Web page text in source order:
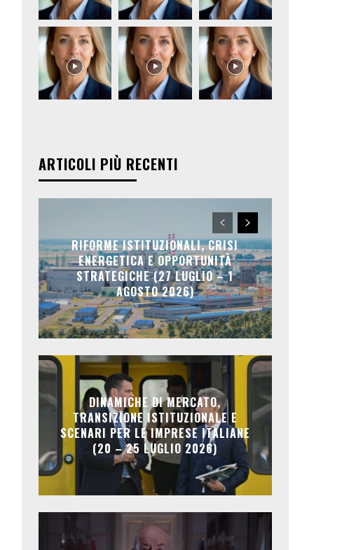
ARTICOLI PIÙ RECENTI
RIFORME ISTITUZIONALI, CRISI
ENERGETICA E OPPORTUNITÀ
STRATEGICHE (27 LUGLIO – 1
AGOSTO 2026)
DINAMICHE DI MERCATO,
TRANSIZIONE ISTITUZIONALE E
SCENARI PER LE IMPRESE ITALIANE
(20 – 25 LUGLIO 2026)